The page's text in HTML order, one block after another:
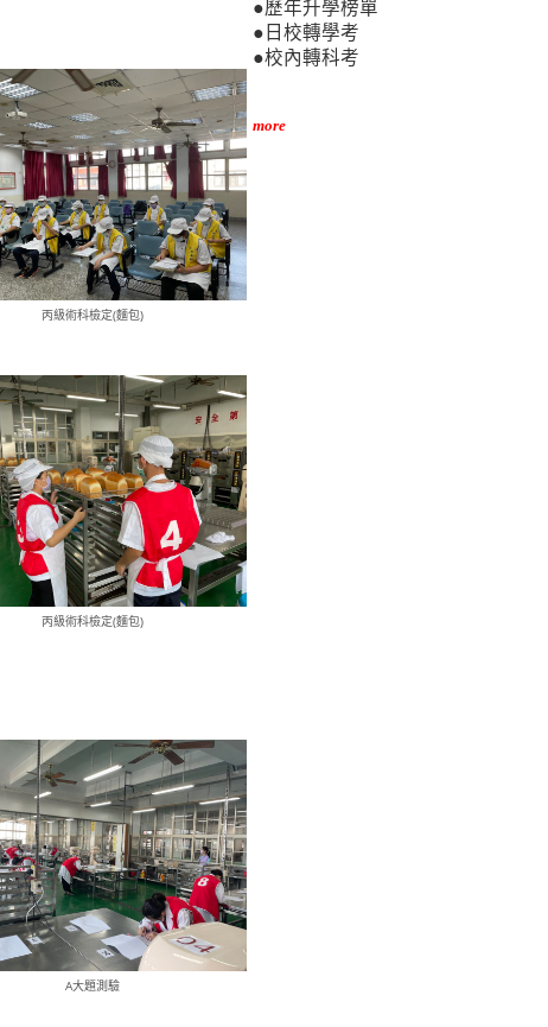
丙級術科檢定(麵包)
丙級術科檢定(麵包)
A大題測驗
●歷年升學榜單
●日校轉學考
●校內轉科考
more